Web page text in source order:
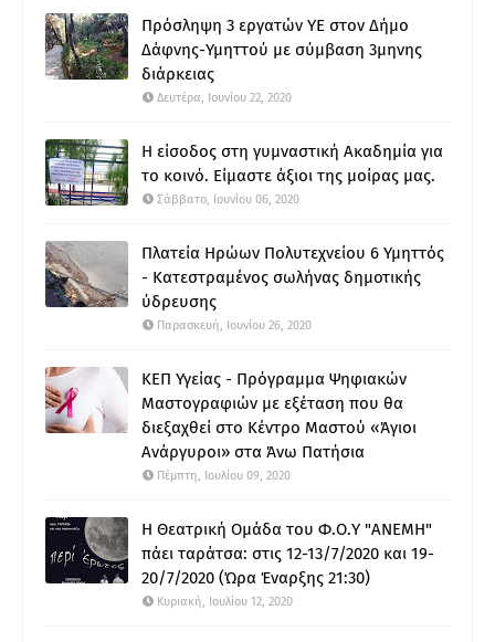
Πρόσληψη 3 εργατών ΥΕ στον Δήμο
Δάφνης-Υμηττού με σύμβαση 3μηνης
διάρκειας
Δευτέρα, Ιουνίου 22, 2020
Η είσοδος στη γυμναστική Ακαδημία για
το κοινό. Είμαστε άξιοι της μοίρας μας.
Σάββατο, Ιουνίου 06, 2020
Πλατεία Ηρώων Πολυτεχνείου 6 Υμηττός
- Κατεστραμένος σωλήνας δημοτικής
ύδρευσης
Παρασκευή, Ιουνίου 26, 2020
ΚΕΠ Υγείας - Πρόγραμμα Ψηφιακών
Μαστογραφιών με εξέταση που θα
διεξαχθεί στο Κέντρο Μαστού «Άγιοι
Ανάργυροι» στα Άνω Πατήσια
Πέμπτη, Ιουλίου 09, 2020
Η Θεατρική Ομάδα του Φ.Ο.Υ "ΑΝΕΜΗ"
πάει ταράτσα: στις 12-13/7/2020 και 19-
20/7/2020 (Ώρα Έναρξης 21:30)
Κυριακή, Ιουλίου 12, 2020